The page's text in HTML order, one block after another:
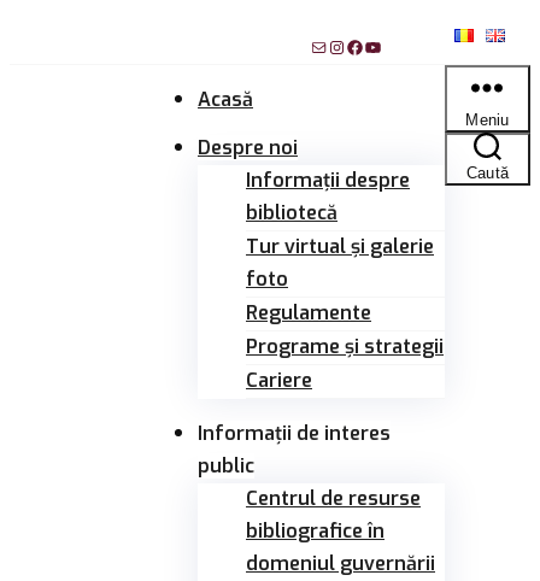
MailInstagram
Facebook
YouTube
Acasă
Despre noi
Informații despre
bibliotecă
Tur virtual și galerie
foto
Regulamente
Programe și strategii
Cariere
Informații de interes
public
Centrul de resurse
bibliografice în
domeniul guvernării
Meniu
Caută